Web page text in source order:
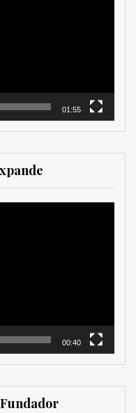
01:55
00:40